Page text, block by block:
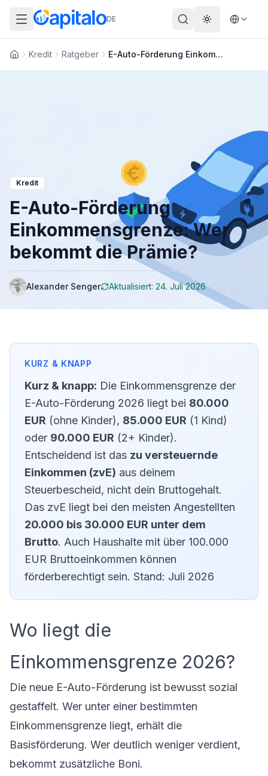
DE Theme
Kredit Ratgeber E-Auto-Förderung Einkommensgrenze: Wer bekommt die Prämie?
Kredit
E-Auto-Förderung
Einkommensgrenze: Wer
bekommt die Prämie?
Alexander Senger Aktualisiert: 24. Juli 2026
Kurz & knapp: Die Einkommensgrenze der
E-Auto-Förderung 2026 liegt bei 80.000
EUR (ohne Kinder), 85.000 EUR (1 Kind)
oder 90.000 EUR (2+ Kinder).
Entscheidend ist das zu versteuernde
Einkommen (zvE) aus deinem
Steuerbescheid, nicht dein Bruttogehalt.
Das zvE liegt bei den meisten Angestellten
20.000 bis 30.000 EUR unter dem
Brutto. Auch Haushalte mit über 100.000
EUR Bruttoeinkommen können
förderberechtigt sein. Stand: Juli 2026
Wo liegt die
Einkommensgrenze 2026?
Die neue E-Auto-Förderung ist bewusst sozial
gestaffelt. Wer unter einer bestimmten
Einkommensgrenze liegt, erhält die
Basisförderung. Wer deutlich weniger verdient,
bekommt zusätzliche Boni.